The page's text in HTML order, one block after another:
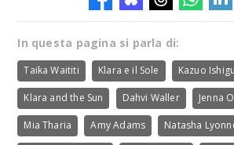
In questa pagina si parla di:
Taika Waititi Klara e il Sole Kazuo
Klara and the Sun Dahvi Waller Jenna
Mia Tharia Amy Adams Natasha